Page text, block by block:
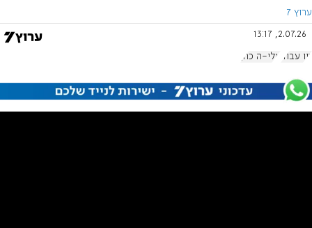
ערוץ 7
2.07.26, 13:17
זיו עבוד אלי-ה כהן